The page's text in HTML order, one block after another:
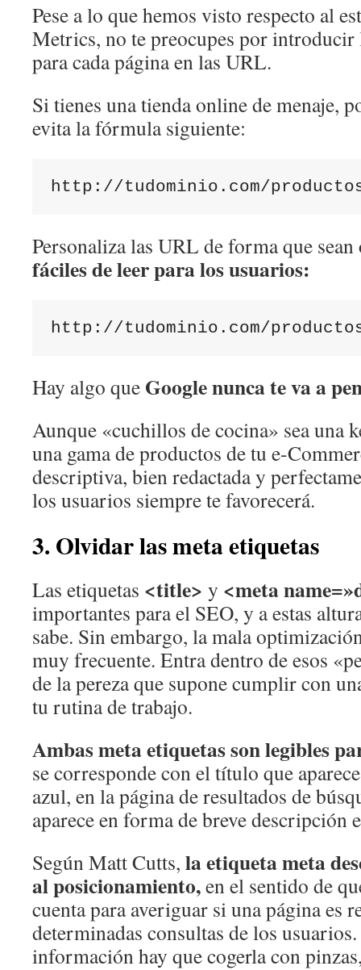
Pese a lo que hemos visto respecto al
Metrics, no te preocupes por introducir
para cada página en las URL.
Si tienes una tienda online de menaje,
evita la fórmula siguiente:
http://tudominio.com/
Personaliza las URL de forma que sean
fáciles de leer para los usuarios:
http://tudominio.com/
Hay algo que Google nunca te va a
Aunque «cuchillos de cocina» sea una
una gama de productos de tu e-
descriptiva, bien redactada y
los usuarios siempre te favorecerá.
3. Olvidar las meta etiquetas
Las etiquetas <title> y <meta
importantes para el SEO, y a estas
sabe. Sin embargo, la mala
muy frecuente. Entra dentro de esos
de la pereza que supone cumplir con
tu rutina de trabajo.
Ambas meta etiquetas son legibles
se corresponde con el título que
azul, en la página de resultados de
aparece en forma de breve descripción
Según Matt Cutts, la etiqueta meta
al posicionamiento,en el sentido de
cuenta para averiguar si una página es
determinadas consultas de los
información hay que cogerla con